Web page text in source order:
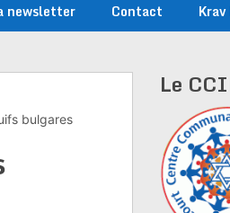
newsletter Contact
bulgares
Le